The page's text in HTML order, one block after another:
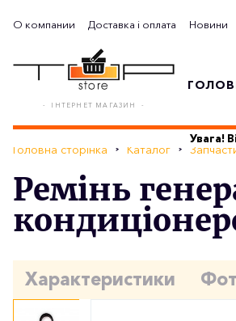
О компании Доставка і оплата Новини
- ІНТЕРНЕТ МАГАЗИН -
Увага!
Головна сторінка Каталог
Ремінь
Характеристики